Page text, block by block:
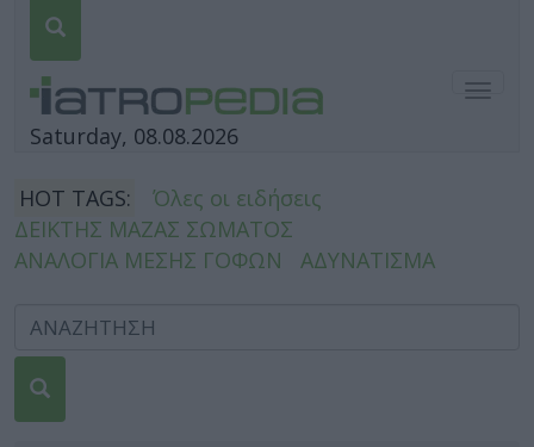
Saturday, 08.08.2026
HOT TAGS:
Όλες οι ειδήσεις
ΔΕΙΚΤΗΣ ΜΑΖΑΣ ΣΩΜΑΤΟΣ
ΑΝΑΛΟΓΙΑ ΜΕΣΗΣ ΓΟΦΩΝ
ΑΔΥΝΑΤΙΣΜΑ